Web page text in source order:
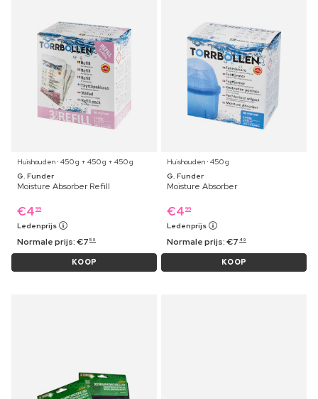
Huishouden ⋅ 450 g + 450 g + 450 g
G. Funder
Moisture Absorber Refill
€4 99
Ledenprijs
Normale prijs:€7 59
KOOP
Huishouden ⋅ 450 g
G. Funder
Moisture Absorber
€4 99
Ledenprijs
Normale prijs:€7 49
KOOP